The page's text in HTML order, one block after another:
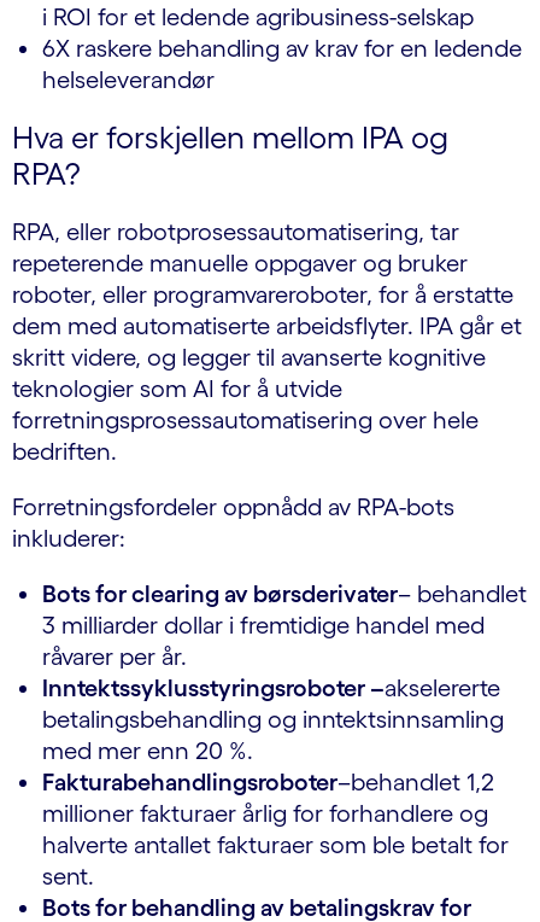
i ROI for et ledende agribusiness-selskap
6X raskere behandling av krav for en ledende
helseleverandør
Hva er forskjellen mellom IPA og
RPA?
RPA, eller robotprosessautomatisering, tar
repeterende manuelle oppgaver og bruker
roboter, eller programvareroboter, for å erstatte
dem med automatiserte arbeidsflyter. IPA går et
skritt videre, og legger til avanserte kognitive
teknologier som AI for å utvide
forretningsprosessautomatisering over hele
bedriften.
Forretningsfordeler oppnådd av RPA-bots
inkluderer:
Bots for clearing av børsderivater– behandlet
3 milliarder dollar i fremtidige handel med
råvarer per år.
Inntektssyklusstyringsroboter –akselererte
betalingsbehandling og inntektsinnsamling
med mer enn 20 %.
Fakturabehandlingsroboter–behandlet 1,2
millioner fakturaer årlig for forhandlere og
halverte antallet fakturaer som ble betalt for
sent.
Bots for behandling av betalingskrav for